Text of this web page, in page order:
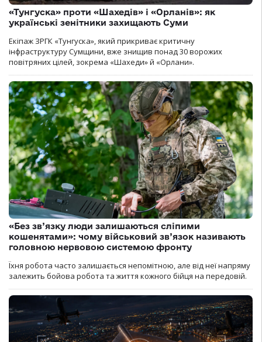
«Тунгуска» проти «Шахедів» і «Орланів»: як
українські зенітники захищають Суми
Екіпаж ЗРГК «Тунгуска», який прикриває критичну
інфраструктуру Сумщини, вже знищив понад 30 ворожих
повітряних цілей, зокрема «Шахеди» й «Орлани».
«Без зв’язку люди залишаються сліпими
кошенятами»: чому військовий зв’язок називають
головною нервовою системою фронту
Їхня робота часто залишається непомітною, але від неї напряму
залежить бойова робота та життя кожного бійця на передовій.